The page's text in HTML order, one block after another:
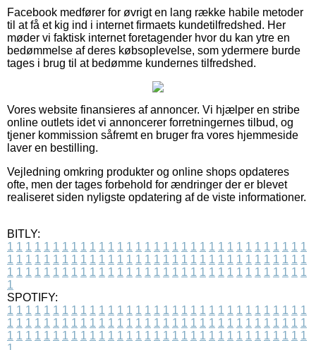
Facebook medfører for øvrigt en lang række habile metoder
til at få et kig ind i internet firmaets kundetilfredshed. Her
møder vi faktisk internet foretagender hvor du kan ytre en
bedømmelse af deres købsoplevelse, som ydermere burde
tages i brug til at bedømme kundernes tilfredshed.
Vores website finansieres af annoncer. Vi hjælper en stribe
online outlets idet vi annoncerer forretningernes tilbud, og
tjener kommission såfremt en bruger fra vores hjemmeside
laver en bestilling.
Vejledning omkring produkter og online shops opdateres
ofte, men der tages forbehold for ændringer der er blevet
realiseret siden nyligste opdatering af de viste informationer.
BITLY:
1 1 1 1 1 1 1 1 1 1 1 1 1 1 1 1 1 1 1 1 1 1 1 1 1 1 1 1 1 1 1 1 1
1 1 1 1 1 1 1 1 1 1 1 1 1 1 1 1 1 1 1 1 1 1 1 1 1 1 1 1 1 1 1 1 1
1 1 1 1 1 1 1 1 1 1 1 1 1 1 1 1 1 1 1 1 1 1 1 1 1 1 1 1 1 1 1 1 1
1
SPOTIFY:
1 1 1 1 1 1 1 1 1 1 1 1 1 1 1 1 1 1 1 1 1 1 1 1 1 1 1 1 1 1 1 1 1
1 1 1 1 1 1 1 1 1 1 1 1 1 1 1 1 1 1 1 1 1 1 1 1 1 1 1 1 1 1 1 1 1
1 1 1 1 1 1 1 1 1 1 1 1 1 1 1 1 1 1 1 1 1 1 1 1 1 1 1 1 1 1 1 1 1